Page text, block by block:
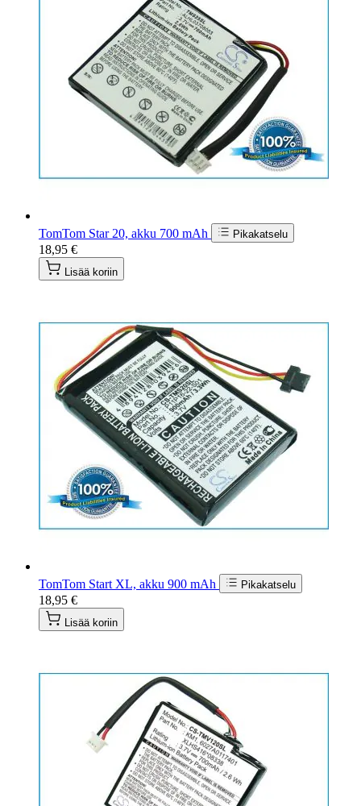
TomTom Star 20, akku 700 mAh Pikakatselu
18,95 €
Lisää koriin
TomTom Start XL, akku 900 mAh Pikakatselu
18,95 €
Lisää koriin